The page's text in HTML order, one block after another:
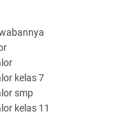
kelas 7
smp
kelas 11